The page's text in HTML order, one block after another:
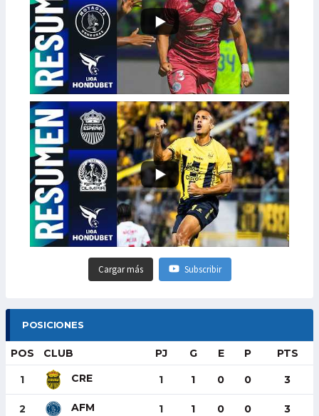
Cargar más Subscribir
POSICIONES
POS CLUB PJ G E P PTS
1 CRE 1 1 0 0 3
2 AFM 1 1 0 0 3